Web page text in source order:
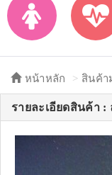
หน้าหลัก สินค้า
รายละเอียดสินค้า :